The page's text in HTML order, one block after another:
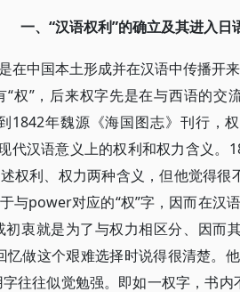
一、 “汉语权利”的确立及其进入日
在中国本土形成并在汉语中传播开
权”，后来权字先是在与西语的交
1842年魏源《海国图志》刊行，
代汉语意义上的权利和权力含义。
权利、权力两种含义，但他觉得
与power对应的“权”字，因而在汉
初衷就是为了与权力相区分、因
忆做这个艰难选择时说得很清楚。
往往似觉勉强。即如一权字，书